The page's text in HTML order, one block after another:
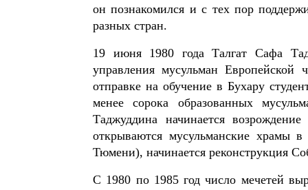
он познакомился и с тех пор
разных стран.
19 июня 1980 года Талгат Сафа
управления мусульман
отправке на обучение в Бухару
менее сорока образованных
Таджуддина начинается
открываются мусульманские храмы
Тюмени), начинается реконструкция
С 1980 по 1985 год число мечетей